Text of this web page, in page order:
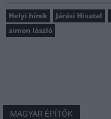
Helyi hírek Járási Hivatal
simon lászló
MAGYAR ÉPÍTŐK